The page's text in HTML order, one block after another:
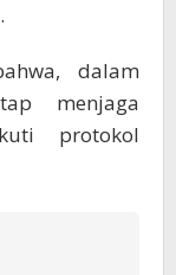
dalam
menjaga
protokol